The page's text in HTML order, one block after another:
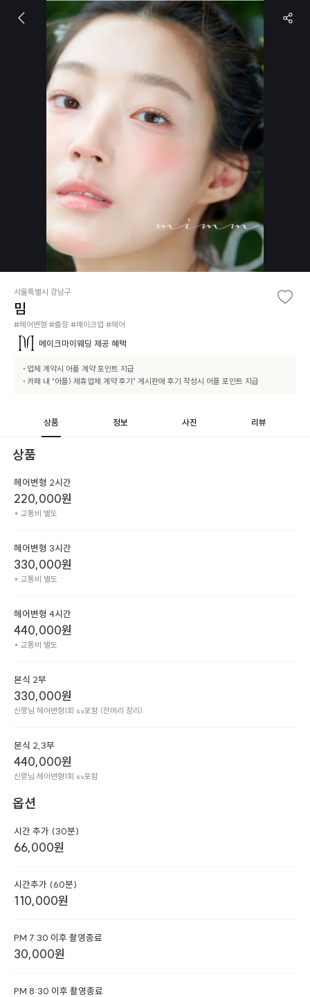
서울특별시 강남구
밈
#헤어변형 #출장 #메이크업 #헤어
메이크마이웨딩 제공 혜택
• 카페 내 "어플) 제휴업체 계약 후기" 게시판에 후기 작성시 어플 포인트 지급
상품 정보 사진 리뷰
상품
헤어변형 2시간
220,000원
* 교통비 별도
헤어변형 3시간
330,000원
* 교통비 별도
헤어변형 4시간
440,000원
* 교통비 별도
본식 2부
330,000원
신랑님 헤어변형1회 sv포함 (잔머리 정리)
본식 2,3부
440,000원
신랑님 헤어변형1회 sv포함
옵션
시간 추가 (30분)
66,000원
시간추가 (60분)
110,000원
PM 7:30 이후 촬영종료
30,000원
PM 8:30 이후 촬영종료